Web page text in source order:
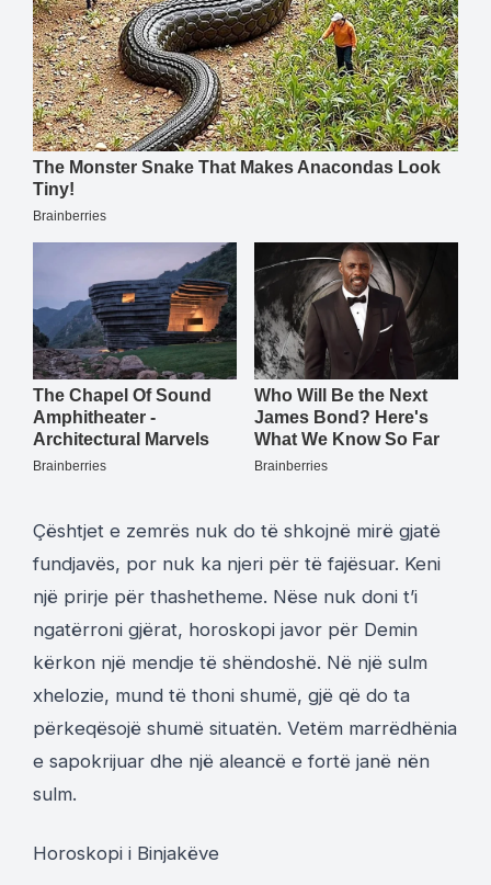
Çështjet e zemrës nuk do të shkojnë mirë gjatë
fundjavës, por nuk ka njeri për të fajësuar. Keni
një prirje për thashetheme. Nëse nuk doni t’i
ngatërroni gjërat, horoskopi javor për Demin
kërkon një mendje të shëndoshë. Në një sulm
xhelozie, mund të thoni shumë, gjë që do ta
përkeqësojë shumë situatën. Vetëm marrëdhënia
e sapokrijuar dhe një aleancë e fortë janë nën
sulm.
Horoskopi i Binjakëve